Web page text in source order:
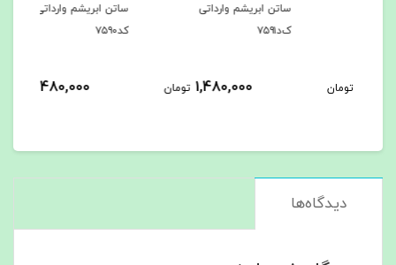
ساتن ابریشم وارداتی
1,480,000 تومان
ساتن ابریشم وارداتی
1,480,000 تومان
دیدگاه‌ها